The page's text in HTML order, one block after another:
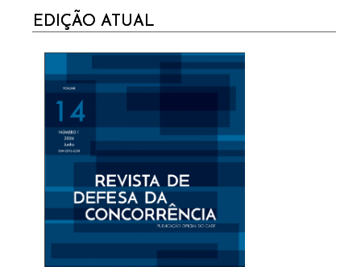
CURRENT
EDIÇÃO ATUAL